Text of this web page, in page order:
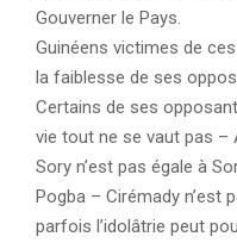
Gouverner le Pays.
Guinéens victimes de
la faiblesse de ses
Certains de ses
vie tout ne se vaut pas –
Sory n’est pas égale à
Pogba – Cirémady n’est
parfois l’idolâtrie peut